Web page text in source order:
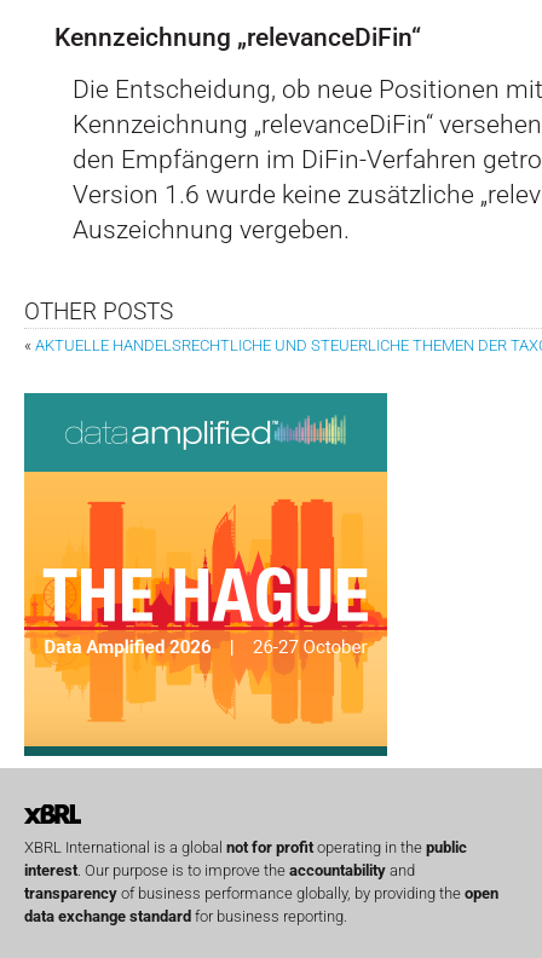
Kennzeichnung „relevanceDiFin“
Die Entscheidung, ob neue Positionen
Kennzeichnung „relevanceDiFin“
den Empfängern im DiFin-Verfahren
Version 1.6 wurde keine zusätzliche
Auszeichnung vergeben.
OTHER POSTS
« AKTUELLE HANDELSRECHTLICHE UND STEUERLICHE THEMEN DER
XBRL International is a global not for profitoperating in the public
interest. Our purpose is to improve the accountability and
transparency of business performance globally, by providing the open
data exchange standard for business reporting.